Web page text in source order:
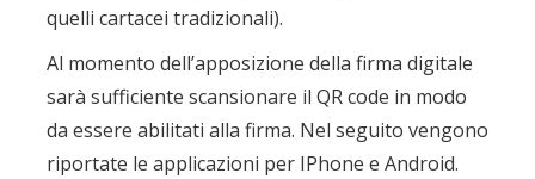
quelli cartacei tradizionali).
Al momento dell’apposizione della firma digitale
sarà sufficiente scansionare il QR code in modo
da essere abilitati alla firma. Nel seguito vengono
riportate le applicazioni per IPhone e Android.